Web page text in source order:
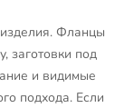
Фланцы
заготовки под
и видимые
подхода. Если